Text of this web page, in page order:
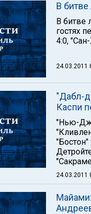
В
В битве
гостях
4:0,
24.03.2011
"Дабл-
Каспи
"Нью-
24.03.2011